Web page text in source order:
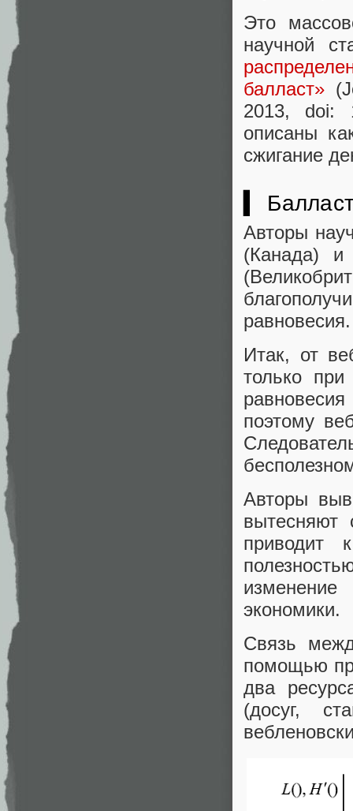
Это
научной
балласт»
2013, doi:
описаны
сжигание
▍
Авторы
(Канада) и
равновесия.
Итак, от
только
поэтому
Авторы
вытесняют
приводит
экономики.
Связь
помощью
два
(досуг,